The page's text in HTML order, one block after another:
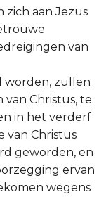
aan Jezus
van
worden, zullen
van Christus, te
in het verderf
van Christus
geworden, en
ervan
wegens